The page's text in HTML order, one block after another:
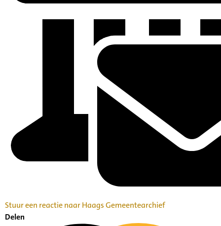
Stuur een reactie naar Haags Gemeentearchief
Delen